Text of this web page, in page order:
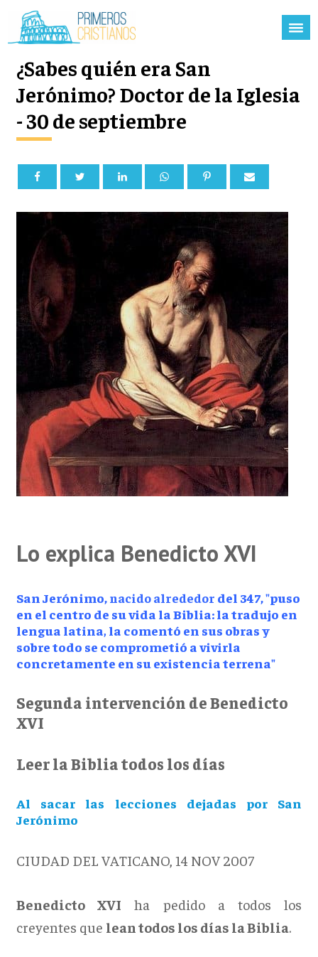
¿Sabes quién era San
Jerónimo? Doctor de la Iglesia
- 30 de septiembre
Lo explica Benedicto XVI
San Jerónimo, nacido alrededor del 347, "puso
en el centro de su vida la Biblia: la tradujo en
lengua latina, la comentó en sus obras y
sobre todo se comprometió a vivirla
concretamente en su existencia terrena"
Segunda intervención de Benedicto
XVI
Leer la Biblia todos los días
Al sacar las lecciones dejadas por San
Jerónimo
CIUDAD DEL VATICANO, 14 NOV 2007
Benedicto XVI ha pedido a todos los
creyentes que lean todos los días la Biblia.